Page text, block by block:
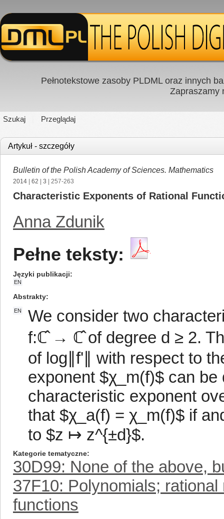
Pełnotekstowe zasoby PLDML oraz innych
Zapraszamy
Szukaj Przeglądaj
Artykuł - szczegóły
Bulletin of the Polish Academy of Sciences. Mathematics
2014 62 3 | 257-263
Characteristic Exponents of Rational
Anna Zdunik
Pełne teksty:
Języki publikacji
EN
Abstrakty
EN
We consider two
f:ℂ̂ → ℂ̂ of degree d ≥ 2.
of log∥f'∥ with respect to
exponent $χ_m(f)$ can
characteristic exponent
that $χ_a(f) = χ_m(f)$ if
to $z ↦ z^{±d}$.
Kategorie tematyczne
30D99: None of the above,
37F10: Polynomials;
functions